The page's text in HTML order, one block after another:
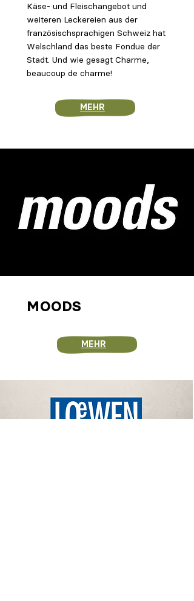
Käse- und Fleischangebot und
weiteren Leckereien aus der
französischsprachigen Schweiz hat
Welschland das beste Fondue der
Stadt. Und wie gesagt Charme,
beaucoup de charme!
MEHR
MOODS
MEHR